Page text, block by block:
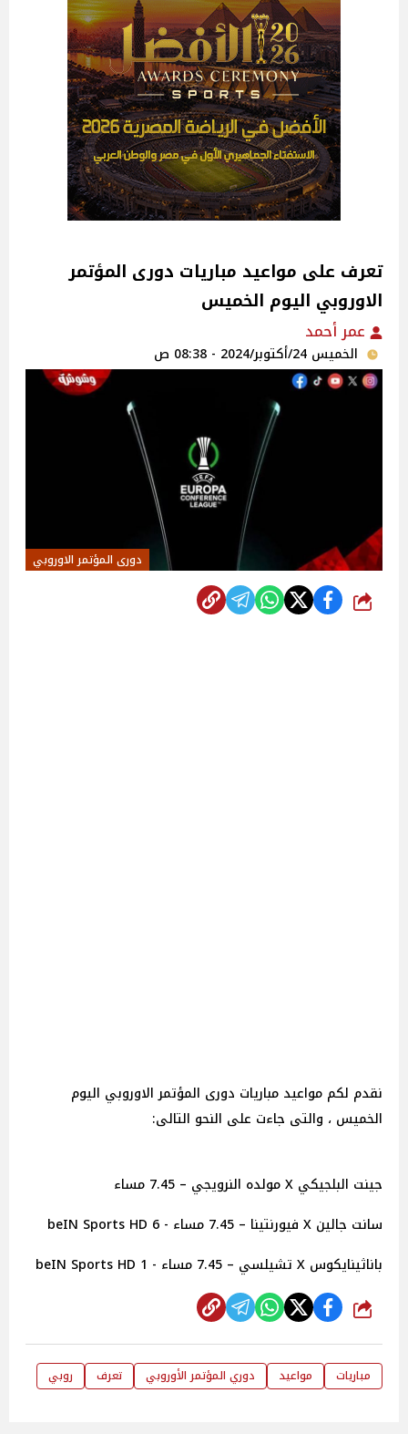
تعرف على مواعيد مباريات دورى المؤتمر
الاوروبي اليوم الخميس
عمر أحمد
الخميس 24/أكتوبر/2024 - 08:38 ص
دورى المؤتمر الاوروبي
شارك
نقدم لكم مواعيد مباريات دورى المؤتمر الاوروبي اليوم
الخميس ، والتى جاءت على النحو التالى:
جينت البلجيكي X مولده النرويجي – 7.45 مساء
سانت جالين X فيورنتينا – 7.45 مساء - beIN Sports HD 6
باناثينايكوس X تشيلسي – 7.45 مساء - beIN Sports HD 1
شارك
مباريات مواعيد دوري المؤتمر الأوروبي تعرف روبي